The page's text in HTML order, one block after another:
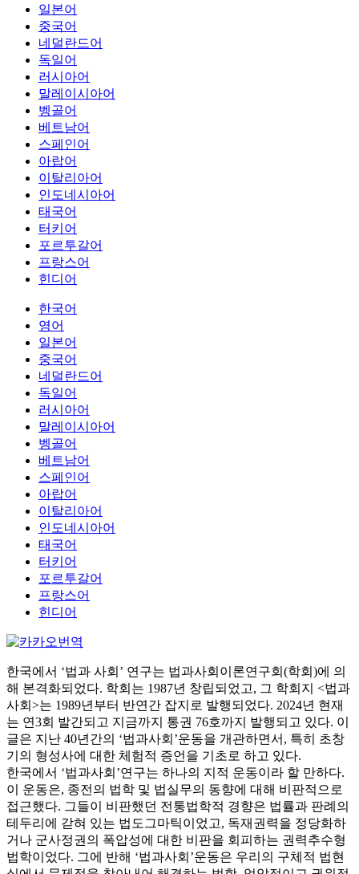
일본어
중국어
네덜란드어
독일어
러시아어
말레이시아어
벵골어
베트남어
스페인어
아랍어
이탈리아어
인도네시아어
태국어
터키어
포르투갈어
프랑스어
힌디어
한국어
영어
일본어
중국어
네덜란드어
독일어
러시아어
말레이시아어
벵골어
베트남어
스페인어
아랍어
이탈리아어
인도네시아어
태국어
터키어
포르투갈어
프랑스어
힌디어
한국에서 ‘법과 사회’ 연구는 법과사회이론연구회(학회)에 의
해 본격화되었다. 학회는 1987년 창립되었고, 그 학회지 <법과
사회>는 1989년부터 반연간 잡지로 발행되었다. 2024년 현재
는 연3회 발간되고 지금까지 통권 76호까지 발행되고 있다. 이
글은 지난 40년간의 ‘법과사회’운동을 개관하면서, 특히 초창
기의 형성사에 대한 체험적 증언을 기초로 하고 있다.
한국에서 ‘법과사회’연구는 하나의 지적 운동이라 할 만하다.
이 운동은, 종전의 법학 및 법실무의 동향에 대해 비판적으로
접근했다. 그들이 비판했던 전통법학적 경향은 법률과 판례의
테두리에 갇혀 있는 법도그마틱이었고, 독재권력을 정당화하
거나 군사정권의 폭압성에 대한 비판을 회피하는 권력추수형
법학이었다. 그에 반해 ‘법과사회’운동은 우리의 구체적 법현